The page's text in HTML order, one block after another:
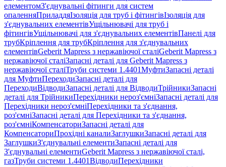
елементомЗ'єднувальні фітинги для систем
опаленняПриладдяІзоляція для труб і фітингівІзоляція для
з'єднувальних елементівУщільнювачі для труб і
фітингівУщільнювачі для з'єднувальних елементівПанелі для
трубКріплення для трубКріплення для з'єднувальних
елементівGeberit Mapress з нержавіючої сталіGeberit Mapress з
нержавіючої сталіЗапасні деталі для Geberit Mapress з
нержавіючої сталіТруби системи 1.4401МуфтиЗапасні деталі
для МуфтиПереходиЗапасні деталі для
ПереходиВідводиЗапасні деталі для ВідводиТрійникиЗапасні
деталі для ТрійникиПерехідники нероз'ємніЗапасні деталі для
Перехідники нероз'ємніПерехідники та з'єднання,
роз'ємніЗапасні деталі для Перехідники та з'єднання,
роз'ємніКомпенсаториЗапасні деталі для
КомпенсаториПрохідні каналиЗаглушкиЗапасні деталі для
ЗаглушкиЗ'єднувальні елементиЗапасні деталі для
З'єднувальні елементиGeberit Mapress з нержавіючої сталі,
газТруби системи 1.4401ВідводиПерехідники